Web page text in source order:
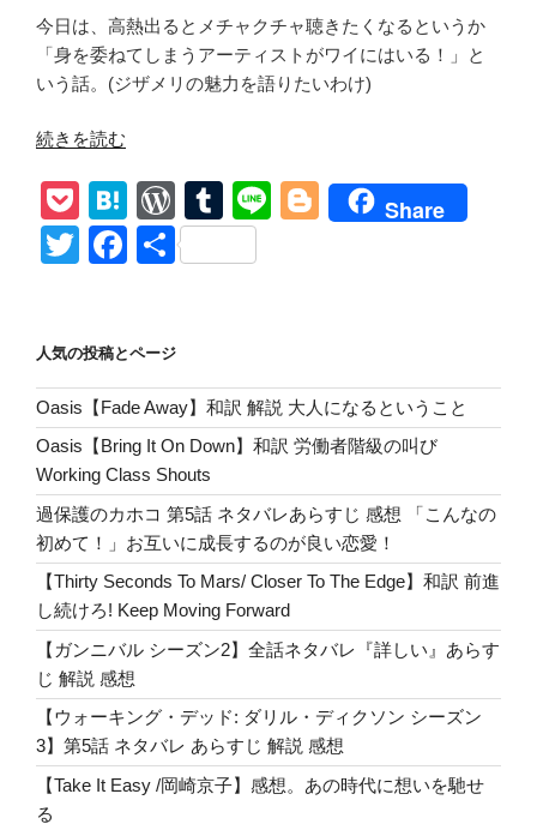
ル
狼
に
れ
犬
を
飼
WalkingDead9-
の
今日は、高熱出るとメチャクチャ聴きたくなるというか
「身を委ねてしまうアーティストがワイにはいる！」と
いう話。(ジザメリの魅力を語りたいわけ)
“The
and
Mary
Chain
私
は
眠
る
よ
う
に
神
な
気
分
に
な
る。
嵐
続きを読む
P
o
ck
H
at
e
a
W
or
d
e
ss
T
u
m
Li
Bl
Share
T
er
F
e
b
o
o
k
共
人気の投稿とページ
Oasis【Fade Away】和訳 解説 大人になるということ
Oasis【Bring It On Down】和訳 労働者階級の叫び
Working Class Shouts
過保護のカホコ 第5話 ネタバレあらすじ 感想 「こんなの
初めて！」お互いに成長するのが良い恋愛！
【Thirty Seconds To Mars/ Closer To The Edge】和訳 前進
し続けろ! Keep Moving Forward
【ガンニバル シーズン2】全話ネタバレ『詳しい』あらす
じ 解説 感想
【ウォーキング・デッド: ダリル・ディクソン シーズン
3】第5話 ネタバレ あらすじ 解説 感想
【Take It Easy /岡崎京子】感想。あの時代に想いを馳せ
る